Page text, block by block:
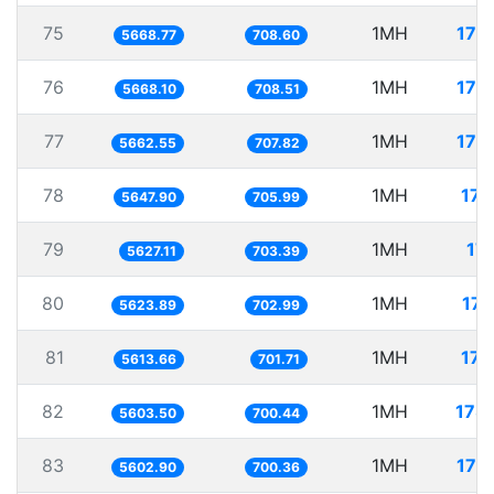
75 5668.77 708.60 1MH
76 5668.10 708.51 1MH
77 5662.55 707.82 1MH
78 5647.90 705.99 1MH
79 5627.11 703.39 1MH
80 5623.89 702.99 1MH
81 5613.66 701.71 1MH
82 5603.50 700.44 1MH
83 5602.90 700.36 1MH